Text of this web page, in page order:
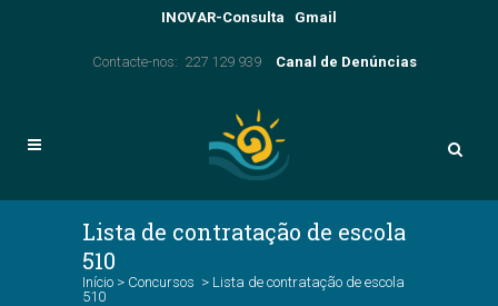
INOVAR-Consulta Gmail
Contacte-nos: 227 129 939 Canal de Denúncias
Lista de contratação de escola
510
Início > Concursos > Lista de contratação de escola
510